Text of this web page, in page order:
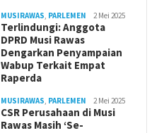
MUSIRAWAS, PARLEMEN 2 Mei 2025
Terlindungi: Anggota
DPRD Musi Rawas
Dengarkan Penyampaian
Wabup Terkait Empat
Raperda
MUSIRAWAS, PARLEMEN 2 Mei 2025
CSR Perusahaan di Musi
Rawas Masih ‘Se-